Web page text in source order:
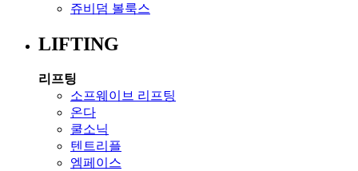
쥬비덤 볼룩스
LIFTING
리프팅
소프웨이브 리프팅
온다
쿨소닉
텐트리플
엠페이스